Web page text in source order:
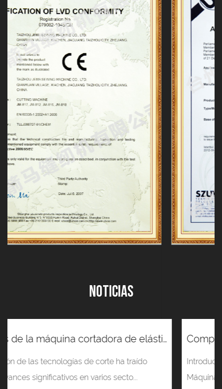
Noticias
Ventajas de la máquina cortadora de elásticos sobre los equipos de corte tradicionales
Introducción a las máquinas cortadoras de velcro
Máquinas cortadoras de velcro so...